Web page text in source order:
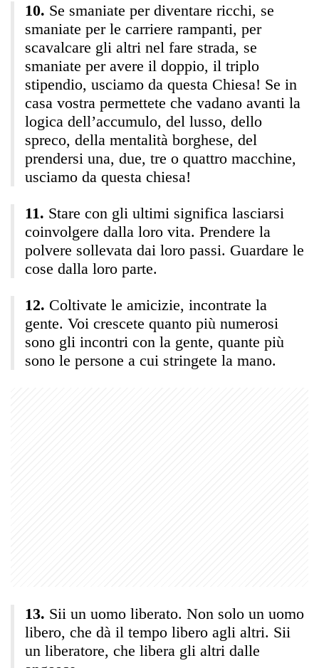
Se smaniate per diventare ricchi, se
smaniate per le carriere rampanti, per
scavalcare gli altri nel fare strada, se
smaniate per avere il doppio, il triplo
stipendio, usciamo da questa Chiesa! Se in
casa vostra permettete che vadano avanti la
logica dell’accumulo, del lusso, dello
spreco, della mentalità borghese, del
prendersi una, due, tre o quattro macchine,
usciamo da questa chiesa!
Stare con gli ultimi significa lasciarsi
coinvolgere dalla loro vita. Prendere la
polvere sollevata dai loro passi. Guardare le
cose dalla loro parte.
Coltivate le amicizie, incontrate la
gente. Voi crescete quanto più numerosi
sono gli incontri con la gente, quante più
sono le persone a cui stringete la mano.
Sii un uomo liberato. Non solo un uomo
libero, che dà il tempo libero agli altri. Sii
un liberatore, che libera gli altri dalle